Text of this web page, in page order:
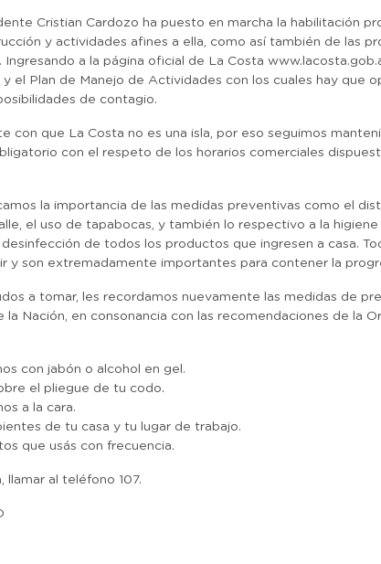
Cristian Cardozo ha puesto en marcha la habilitación
y actividades afines a ella, como así también de las
Ingresando a la página oficial de La Costa
y el Plan de Manejo de Actividades con los cuales hay que
de contagio.
con que La Costa no es una isla, por eso seguimos
con el respeto de los horarios comerciales
la importancia de las medidas preventivas como el
el uso de tapabocas, y también lo respectivo a la higiene
desinfección de todos los productos que ingresen a casa.
y son extremadamente importantes para contener la
a tomar, les recordamos nuevamente las medidas de
la Nación, en consonancia con las recomendaciones de la
con jabón o alcohol en gel.
el pliegue de tu codo.
a la cara.
de tu casa y tu lugar de trabajo.
que usás con frecuencia.
llamar al teléfono 107.